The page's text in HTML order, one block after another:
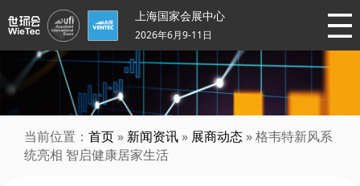
上海国家会展中心
2026年6月9-11日
当前位置： 首页 » 新闻资讯 » 展商动态 » 格韦特新风系
统亮相 智启健康居家生活